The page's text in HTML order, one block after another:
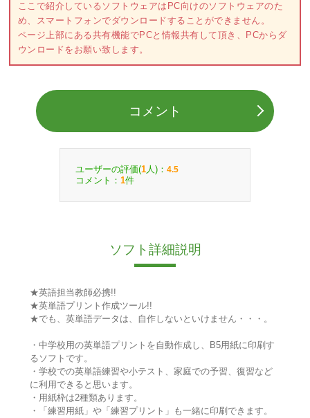
ここで紹介しているソフトウェアはPC向けのソフトウェアのた
め、スマートフォンでダウンロードすることができません。
ページ上部にある共有機能でPCと情報共有して頂き、PCからダ
ウンロードをお願い致します。
コメント
ユーザーの評価(1 人)： 4.5
コメント： 1件
ソフト詳細説明
★英語担当教師必携!!
★英単語プリント作成ツール!!
★でも、英単語データは、自作しないといけません・・・。
・中学校用の英単語プリントを自動作成し、B5用紙に印刷す
るソフトです。
・学校での英単語練習や小テスト、家庭での予習、復習など
に利用できると思います。
・用紙枠は2種類あります。
・「練習用紙」や「練習プリント」も一緒に印刷できます。